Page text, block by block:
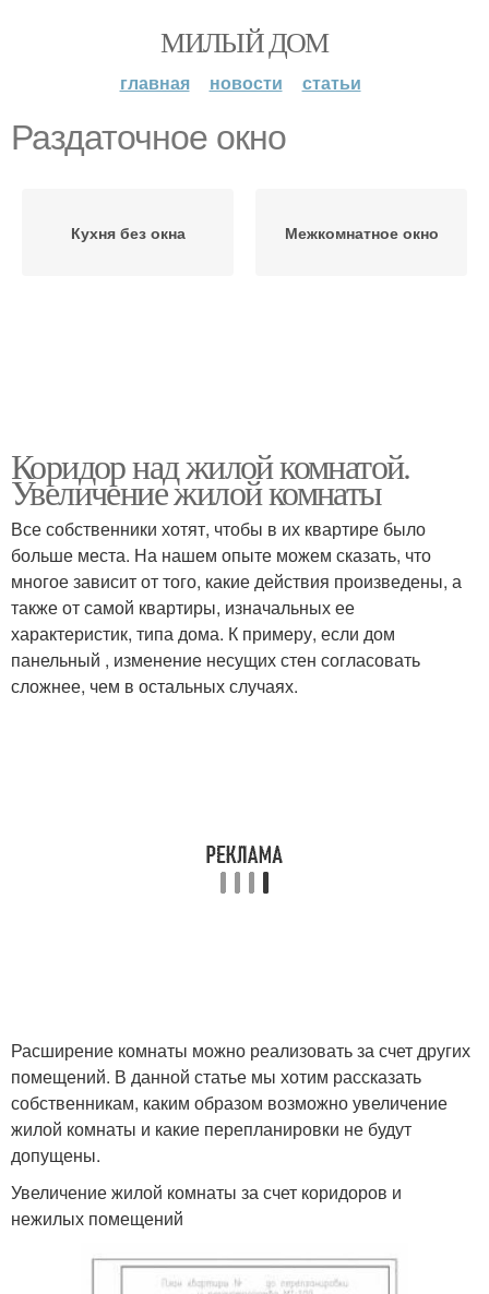
МИЛЫЙ ДОМ
главная новости статьи
Раздаточное окно
Кухня без окна Межкомнатное окно
Коридор над жилой комнатой.
Увеличение жилой комнаты
Все собственники хотят, чтобы в их квартире было
больше места. На нашем опыте можем сказать, что
многое зависит от того, какие действия произведены, а
также от самой квартиры, изначальных ее
характеристик, типа дома. К примеру, если дом
панельный , изменение несущих стен согласовать
сложнее, чем в остальных случаях.
Расширение комнаты можно реализовать за счет других
помещений. В данной статье мы хотим рассказать
собственникам, каким образом возможно увеличение
жилой комнаты и какие перепланировки не будут
допущены.
Увеличение жилой комнаты за счет коридоров и
нежилых помещений